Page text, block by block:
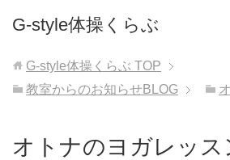
G-style体操くらぶ
G-style体操くらぶ TOP
教室からのお知らせBLOG
オトナのヨガレッス